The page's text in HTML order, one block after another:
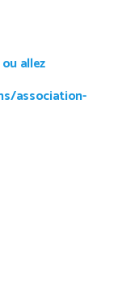
allez
association-